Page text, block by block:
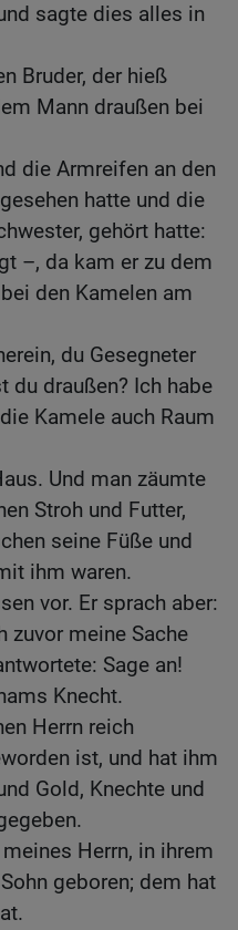
sagte dies alles in
Bruder, der hieß
Mann draußen bei
die Armreifen an den
hatte und die
gehört hatte:
–, da kam er zu dem
den Kamelen am
du Gesegneter
du draußen? Ich habe
Kamele auch Raum
Und man zäumte
Stroh und Futter,
seine Füße und
ihm waren.
vor. Er sprach aber:
zuvor meine Sache
Sage an!
Knecht.
Herrn reich
ist, und hat ihm
Gold, Knechte und
Herrn, in ihrem
geboren; dem hat